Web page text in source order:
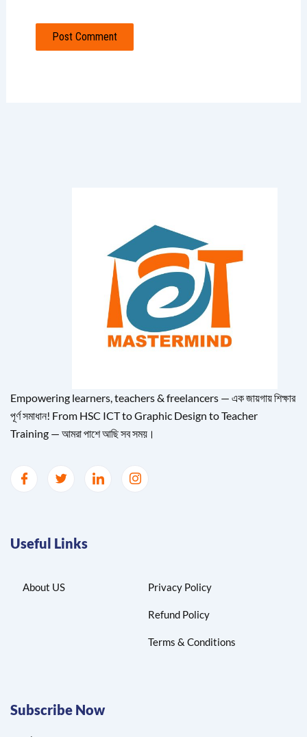
Empowering learners, teachers & freelancers — এক জায়গায় শিক্ষার
পূর্ণ সমাধান! From HSC ICT to Graphic Design to Teacher
Training — আমরা পাশে আছি সব সময়।
Useful Links
About US Privacy Policy
Refund Policy
Terms & Conditions
Subscribe Now